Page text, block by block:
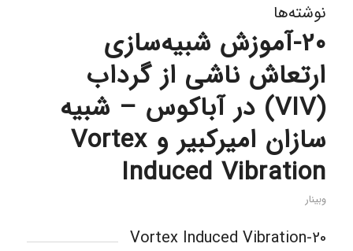
نوشته‌ها
20-آموزش شبیه‌سازی
ارتعاش ناشی از گرداب
(VIV) در آباکوس – شبیه
سازان امیرکبیر و Vortex
Induced Vibration
وبینار
20-Vortex Induced Vibration